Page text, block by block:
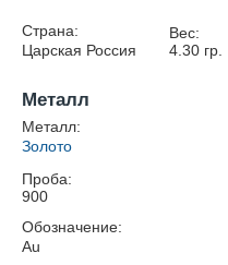
Страна:
Царская Россия
Вес:
4.30гр.
Металл
Металл:
Золото
Проба:
900
Обозначение:
Au